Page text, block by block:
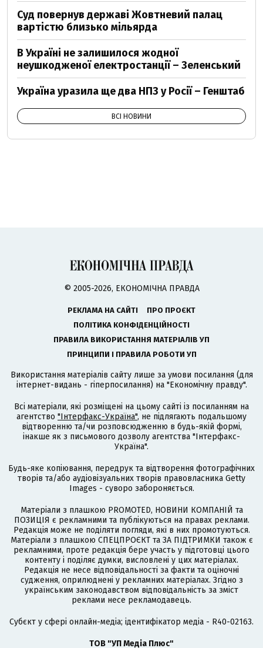
Суд повернув державі Жовтневий палац
вартістю близько мільярда
В Україні не залишилося жодної
неушкодженої електростанції – Зеленський
Україна уразила ще два НПЗ у Росії – Генштаб
ВСІ НОВИНИ
© 2005-2026, ЕКОНОМІЧНА ПРАВДА
РЕКЛАМА НА САЙТІ
ПРО ПРОЄКТ
ПОЛІТИКА КОНФІДЕНЦІЙНОСТІ
ПРАВИЛА ВИКОРИСТАННЯ МАТЕРІАЛІВ УП
ПРИНЦИПИ І ПРАВИЛА РОБОТИ УП
Використання матеріалів сайту лише за умови посилання (для
інтернет-видань - гіперпосилання) на "Економічну правду".
Всі матеріали, які розміщені на цьому сайті із посиланням на
агентство "Інтерфакс-Україна", не підлягають подальшому
відтворенню та/чи розповсюдженню в будь-якій формі,
інакше як з письмового дозволу агентства "Інтерфакс-
Україна".
Будь-яке копіювання, передрук та відтворення фотографічних
творів та/або аудіовізуальних творів правовласника Getty
Images - суворо забороняється.
Матеріали з плашкою PROMOTED, НОВИНИ КОМПАНІЙ та
ПОЗИЦІЯ є рекламними та публікуються на правах реклами.
Редакція може не поділяти погляди, які в них промотуються.
Матеріали з плашкою СПЕЦПРОЄКТ та ЗА ПІДТРИМКИ також є
рекламними, проте редакція бере участь у підготовці цього
контенту і поділяє думки, висловлені у цих матеріалах.
Редакція не несе відповідальності за факти та оціночні
судження, оприлюднені у рекламних матеріалах. Згідно з
українським законодавством відповідальність за зміст
реклами несе рекламодавець.
Cубєкт у сфері онлайн-медіа; ідентифікатор медіа - R40-02163.
ТОВ "УП Медіа Плюс"